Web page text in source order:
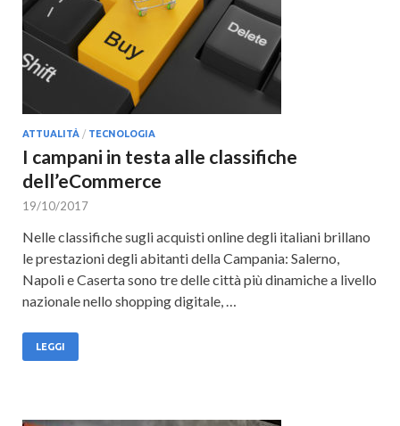
ATTUALITÀ / TECNOLOGIA
I campani in testa alle classifiche
dell’eCommerce
19/10/2017
Nelle classifiche sugli acquisti online degli italiani brillano
le prestazioni degli abitanti della Campania: Salerno,
Napoli e Caserta sono tre delle città più dinamiche a livello
nazionale nello shopping digitale, …
LEGGI